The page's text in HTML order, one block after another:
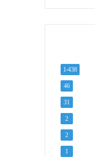
1٬438
46
31
2
2
1